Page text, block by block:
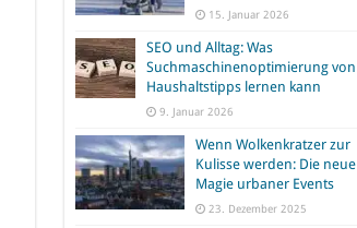
15. Januar 2026
SEO und Alltag: Was
Suchmaschinenoptimierung von
Haushaltstipps lernen kann
9. Januar 2026
Wenn Wolkenkratzer zur
Kulisse werden: Die neue
Magie urbaner Events
23. Dezember 2025